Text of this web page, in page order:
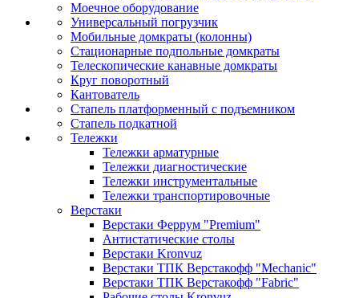
Моечное оборудование
Универсальный погрузчик
Мобильные домкраты (колонны)
Стационарные подпольные домкраты
Телескопические канавные домкраты
Круг поворотный
Кантователь
Стапель платформенный с подъемником
Стапель подкатной
Тележки
Тележки арматурные
Тележки диагностические
Тележки инструментальные
Тележки транспортировочные
Верстаки
Верстаки Феррум "Premium"
Антистатические столы
Верстаки Kronvuz
Верстаки ТПК Верстакофф "Mechanic"
Верстаки ТПК Верстакофф "Fabric"